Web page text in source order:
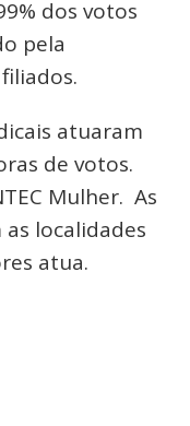
dos votos
pela
atuaram
de votos.
Mulher. As
localidades
atua.